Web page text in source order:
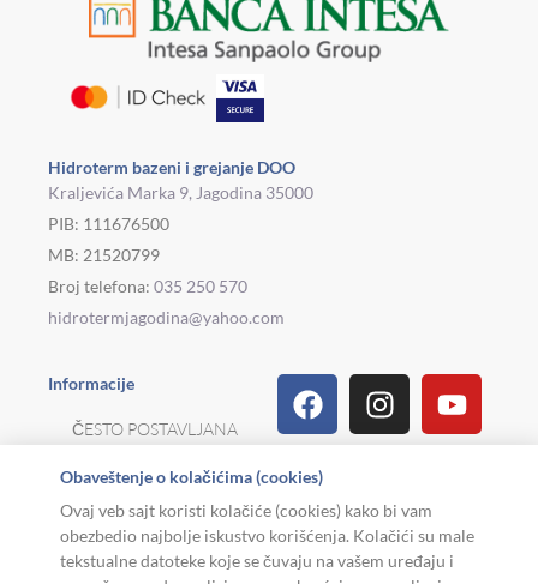
Hidroterm bazeni i grejanje DOO
Kraljevića Marka 9, Jagodina 35000
PIB: 111676500
MB: 21520799
Broj telefona: 035 250 570
hidrotermjagodina@yahoo.com
Informacije
ČESTO POSTAVLJANA
REKLAMACIJE I
POVRAT ROBE
FacebookInstagram
Linkedin
Viber
TiktokPinterest
Obaveštenje o kolačićima (cookies)
Ovaj veb sajt koristi kolačiće (cookies) kako bi vam
obezbedio najbolje iskustvo korišćenja. Kolačići su male
tekstualne datoteke koje se čuvaju na vašem uređaju i